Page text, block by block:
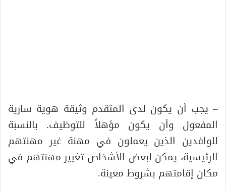
– يجب أن يكون لدى المتقدم وثيقة هوية سارية
المفعول وأن يكون مؤهلاً للتوظيف. بالنسبة
للوافدين الذين يعملون في مهنة غير مهنتهم
الرئيسية، يمكن لبعض الأشخاص تغيير مهنتهم في
مكان إقامتهم بشروط معينة.